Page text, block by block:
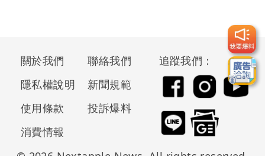
關於我們
聯絡我們
隱私權說明
新聞規範
使用條款
投訴爆料
消費情報
追蹤我們：